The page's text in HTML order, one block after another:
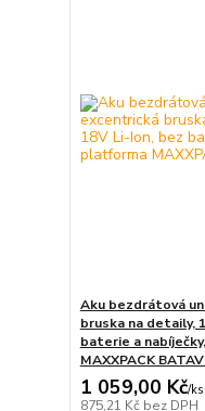
Aku bezdrátová
bruska na detaily,
baterie a
MAXXPACK
1 059,00 Kč/ks
875,21 Kč bez DPH